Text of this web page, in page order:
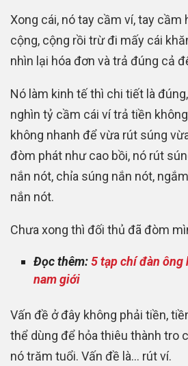
Xong cái, nó tay cầm ví, tay cầm
cộng, cộng rồi trừ đi mấy cái
nhìn lại hóa đơn và trả đúng cả
Nó làm kinh tế thì chi tiết là
nghìn tỷ cầm cái ví trả tiền
không nhanh để vừa rút súng
đòm phát như cao bồi, nó rút
nắn nót, chỉa súng nắn nót,
nắn nót.
Chưa xong thì đối thủ đã đòm
Đọc thêm:5 tạp chí đàn ông
nam giới
Vấn đề ở đây không phải tiền,
thể dùng để hỏa thiêu thành tro
nó trăm tuổi. Vấn đề là… rút ví.